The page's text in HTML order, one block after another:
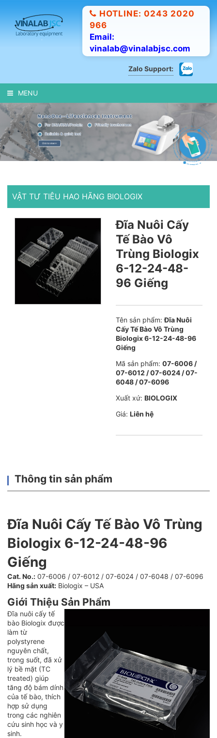
HOTLINE: 0243 2020
966
Email:
vinalab@vinalabjsc.com
Zalo Support:
MENU
VẬT TƯ TIÊU HAO HÃNG BIOLOGIX
Đĩa Nuôi Cấy
Tế Bào Vô
Trùng Biologix
6-12-24-48-
96 Giếng
Tên sản phẩm: Đĩa Nuôi
Cấy Tế Bào Vô Trùng
Biologix 6-12-24-48-96
Giếng
Mã sản phẩm: 07-6006 /
07-6012 / 07-6024 / 07-
6048 / 07-6096
Xuất xứ: BIOLOGIX
Giá: Liên hệ
Thông tin sản phẩm
Đĩa Nuôi Cấy Tế Bào Vô Trùng
Biologix 6-12-24-48-96
Giếng
Cat. No.: 07-6006 / 07-6012 / 07-6024 / 07-6048 / 07-6096
Hãng sản xuất: Biologix – USA
Giới Thiệu Sản Phẩm
Đĩa nuôi cấy tế
bào Biologix được
làm từ
polystyrene
nguyên chất,
trong suốt, đã xử
lý bề mặt (TC
treated) giúp
tăng độ bám dính
của tế bào, thích
hợp sử dụng
trong các nghiên
cứu sinh học và y
sinh.